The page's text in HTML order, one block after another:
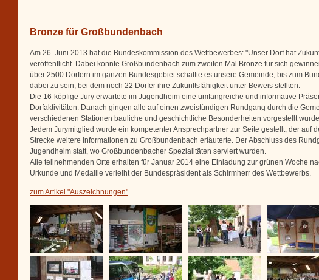
Bronze für Großbundenbach
Am 26. Juni 2013 hat die Bundeskommission des Wettbewerbes: "Unser Dorf hat
veröffentlicht. Dabei konnte Großbundenbach zum zweiten Mal Bronze für sich
über 2500 Dörfern im ganzen Bundesgebiet schaffte es unsere Gemeinde, bis zum
dabei zu sein, bei dem noch 22 Dörfer ihre Zukunftsfähigkeit unter Beweis stellten.
Die 16-köpfige Jury erwartete im Jugendheim eine umfangreiche und informative
Dorfaktivitäten. Danach gingen alle auf einen zweistündigen Rundgang durch die
verschiedenen Stationen bauliche und geschichtliche Besonderheiten vorgestellt
Jedem Jurymitglied wurde ein kompetenter Ansprechpartner zur Seite gestellt, der auf
Strecke weitere Informationen zu Großbundenbach erläuterte. Der Abschluss des
Jugendheim statt, wo Großbundenbacher Spezialitäten serviert wurden.
Alle teilnehmenden Orte erhalten für Januar 2014 eine Einladung zur grünen Woche
Urkunde und Medaille verleiht der Bundespräsident als Schirmherr des Wettbewerbs.
zum Artikel "Auszeichnungen"